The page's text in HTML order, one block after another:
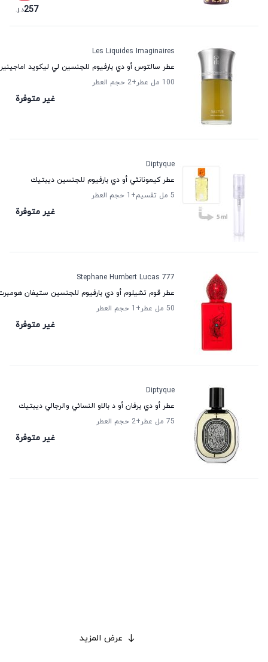
257د.إ.
Les Liquides Imaginaires
عطر سالتوس أو دي بارفيوم للجنسين لي ليكويد
100 مل عطر
+2 حجم العطر
غير متوفرة
Diptyque
عطر كيمونانثي أو دي بارفيوم للجنسين ديبتيك
5 مل تقسيم
+1 حجم العطر
غير متوفرة
Stephane Humbert Lucas 777
عطر قوم تشيلوم أو دي بارفيوم للجنسين ستيفان هومبرت
50 مل عطر
+1 حجم العطر
غير متوفرة
Diptyque
عطر أو دي برفان أو د بالاو النسائي والرجالي ديبتيك
75 مل عطر
+2 حجم العطر
غير متوفرة
عرض المزيد